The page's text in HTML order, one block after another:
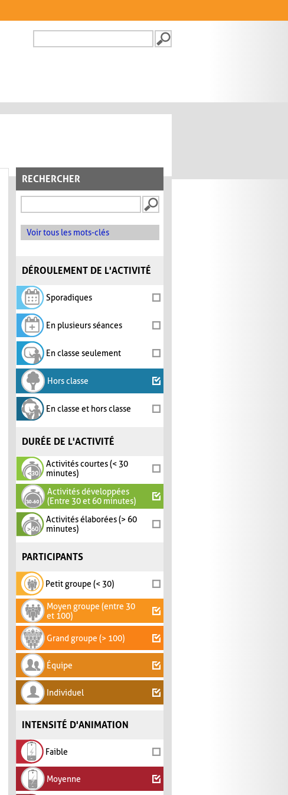
FORMULAIRE DE
RECHERCHER
Voir tous les mots-clés
DÉROULEMENT DE L'ACTIVITÉ
Sporadiques
En plusieurs séances
En classe seulement
Hors classe
En classe et hors classe
DURÉE DE L'ACTIVITÉ
Activités courtes (< 30
minutes)
Activités développées
(Entre 30 et 60 minutes)
Activités élaborées (> 60
minutes)
PARTICIPANTS
Petit groupe (< 30)
Moyen groupe (entre 30
et 100)
Grand groupe (> 100)
Équipe
Individuel
INTENSITÉ D'ANIMATION
Faible
Moyenne